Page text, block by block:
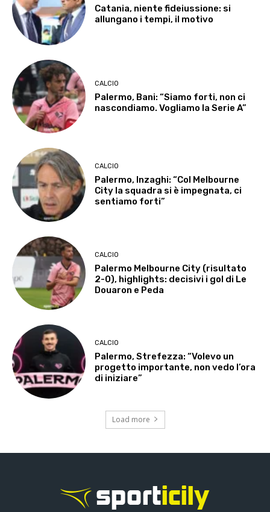
Catania, niente fideiussione: si
allungano i tempi, il motivo
CALCIO
Palermo, Bani: “Siamo forti, non ci
nascondiamo. Vogliamo la Serie A”
CALCIO
Palermo, Inzaghi: “Col Melbourne
City la squadra si è impegnata, ci
sentiamo forti”
CALCIO
Palermo Melbourne City (risultato
2-0), highlights: decisivi i gol di Le
Douaron e Peda
CALCIO
Palermo, Strefezza: “Volevo un
progetto importante, non vedo l’ora
di iniziare”
Load more